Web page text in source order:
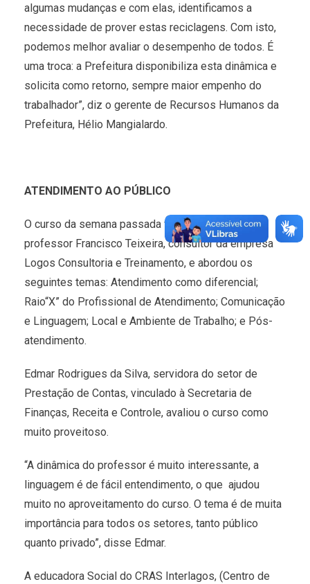
algumas mudanças e com elas, identificamos a
necessidade de prover estas reciclagens. Com isto,
podemos melhor avaliar o desempenho de todos. É
uma troca: a Prefeitura disponibiliza esta dinâmica e
solicita como retorno, sempre maior empenho do
trabalhador”, diz o gerente de Recursos Humanos da
Prefeitura, Hélio Mangialardo.
ATENDIMENTO AO PÚBLICO
O curso da semana passada foi ministrado pelo
professor Francisco Teixeira, consultor da empresa
Logos Consultoria e Treinamento, e abordou os
seguintes temas: Atendimento como diferencial;
Raio“X” do Profissional de Atendimento; Comunicação
e Linguagem; Local e Ambiente de Trabalho; e Pós-
atendimento.
Edmar Rodrigues da Silva, servidora do setor de
Prestação de Contas, vinculado à Secretaria de
Finanças, Receita e Controle, avaliou o curso como
muito proveitoso.
“A dinâmica do professor é muito interessante, a
linguagem é de fácil entendimento, o que ajudou
muito no aproveitamento do curso. O tema é de muita
importância para todos os setores, tanto público
quanto privado”, disse Edmar.
A educadora Social do CRAS Interlagos, (Centro de